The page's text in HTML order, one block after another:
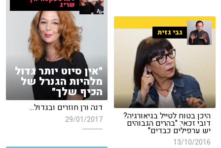
שריג
"אין סיוט יותר גדול
מלהיות הגנרל של
הכיף שלך"
דנה ורן חוזרים ובגדול...
29/01/2017
גבי גזית
היכן בטוח לטייל בגיאורגיה?
דובי זכאי: "בהרים הגבוהים
יש ערפילים כבדים"
13/10/2016